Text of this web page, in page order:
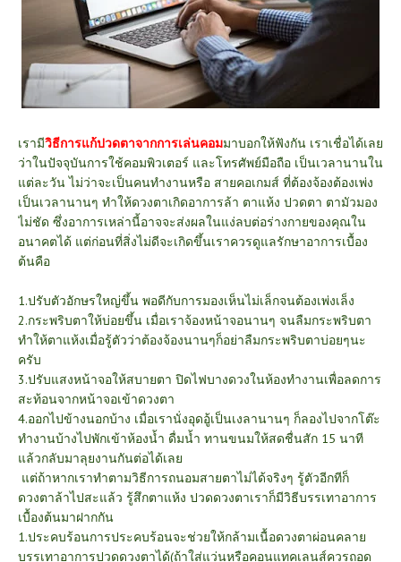
เรามีวิธีการแก้ปวดตาจากการเล่นคอมมาบอกให้ฟังกัน เราเชื่อได้เลย
ว่าในปัจจุบันการใช้คอมพิวเตอร์ และโทรศัพย์มือถือ เป็นเวลานานใน
แต่ละวัน ไม่ว่าจะเป็นคนทำงานหรือ สายคอเกมส์ ที่ต้องจ้องต้องเพ่ง
เป็นเวลานานๆ ทำให้ดวงตาเกิดอาการล้า ตาแห้ง ปวดตา ตามัวมอง
ไม่ชัด ซึ่งอาการเหล่านี้อาจจะส่งผลในแง่ลบต่อร่างกายของคุณใน
อนาคตได้ แต่ก่อนที่สิ่งไม่ดีจะเกิดขึ้นเราควรดูแลรักษาอาการเบื้อง
ต้นคือ
1.ปรับตัวอักษรใหญ่ขึ้น พอดีกับการมองเห็นไม่เล็กจนต้องเพ่งเล็ง
2.กระพริบตาให้บ่อยขึ้น เมื่อเราจ้องหน้าจอนานๆ จนลืมกระพริบตา
ทำให้ตาแห้งเมื่อรู้ตัวว่าต้องจ้องนานๆก็อย่าลืมกระพริบตาบ่อยๆนะ
ครับ
3.ปรับแสงหน้าจอให้สบายตา ปิดไฟบางดวงในห้องทำงานเพื่อลดการ
สะท้อนจากหน้าจอเข้าดวงตา
4.ออกไปข้างนอกบ้าง เมื่อเรานั่งอุดอู้เป็นเงลานานๆ ก็ลองไปจากโต๊ะ
ทำงานบ้างไปพักเข้าห้องน้ำ ดื่มน้ำ ทานขนมให้สดชื่นสัก 15 นาที
แล้วกลับมาลุยงานกันต่อได้เลย
แต่ถ้าหากเราทำตามวิธีการถนอมสายตาไม่ได้จริงๆ รู้ตัวอีกทีก็
ดวงตาล้าไปสะแล้ว รู้สึกตาแห้ง ปวดดวงตาเราก็มีวิธีบรรเทาอาการ
เบื้องต้นมาฝากกัน
1.ประคบร้อนการประคบร้อนจะช่วยให้กล้ามเนื้อดวงตาผ่อนคลาย
บรรเทาอาการปวดดวงตาได้(ถ้าใส่แว่นหรือคอนแทคเลนส์ควรถอด